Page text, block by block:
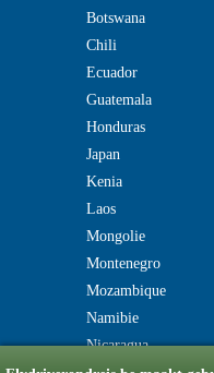
Botswana
Chili
Ecuador
Guatemala
Honduras
Japan
Kenia
Laos
Mongolie
Montenegro
Mozambique
Namibie
Nicaragua